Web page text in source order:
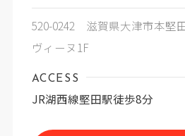
520-0242 滋賀県大津市本堅
ヴィーヌ1F
ACCESS
JR湖西線堅田駅徒歩8分